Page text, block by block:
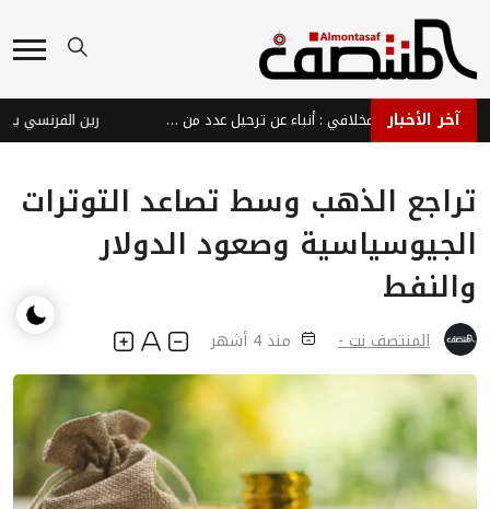
آخر الأخبار بينهم شقيق حمود المخلافي : أنباء عن ترحيل عدد من كوادر الإصلاح من القاهرة بسبب فعالية غير مرخصة رين الفرنسي يجدد
تراجع الذهب وسط تصاعد التوترات
الجيوسياسية وصعود الدولار
والنفط
المنتصف نت - منذ 4 أشهر